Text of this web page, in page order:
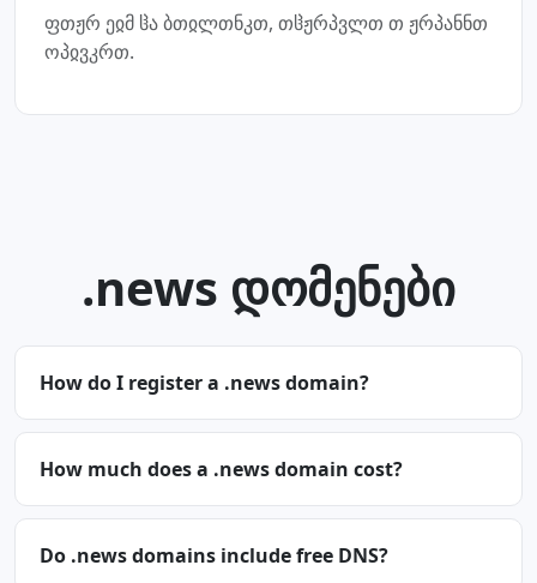
ფთჟრ ეჲმ ჱა ბთჲლთნკთ, თჱჟრპვლთ თ ჟრპანნთ
ოპჲვკრთ.
.news დომენები
How do I register a .news domain?
How much does a .news domain cost?
Do .news domains include free DNS?